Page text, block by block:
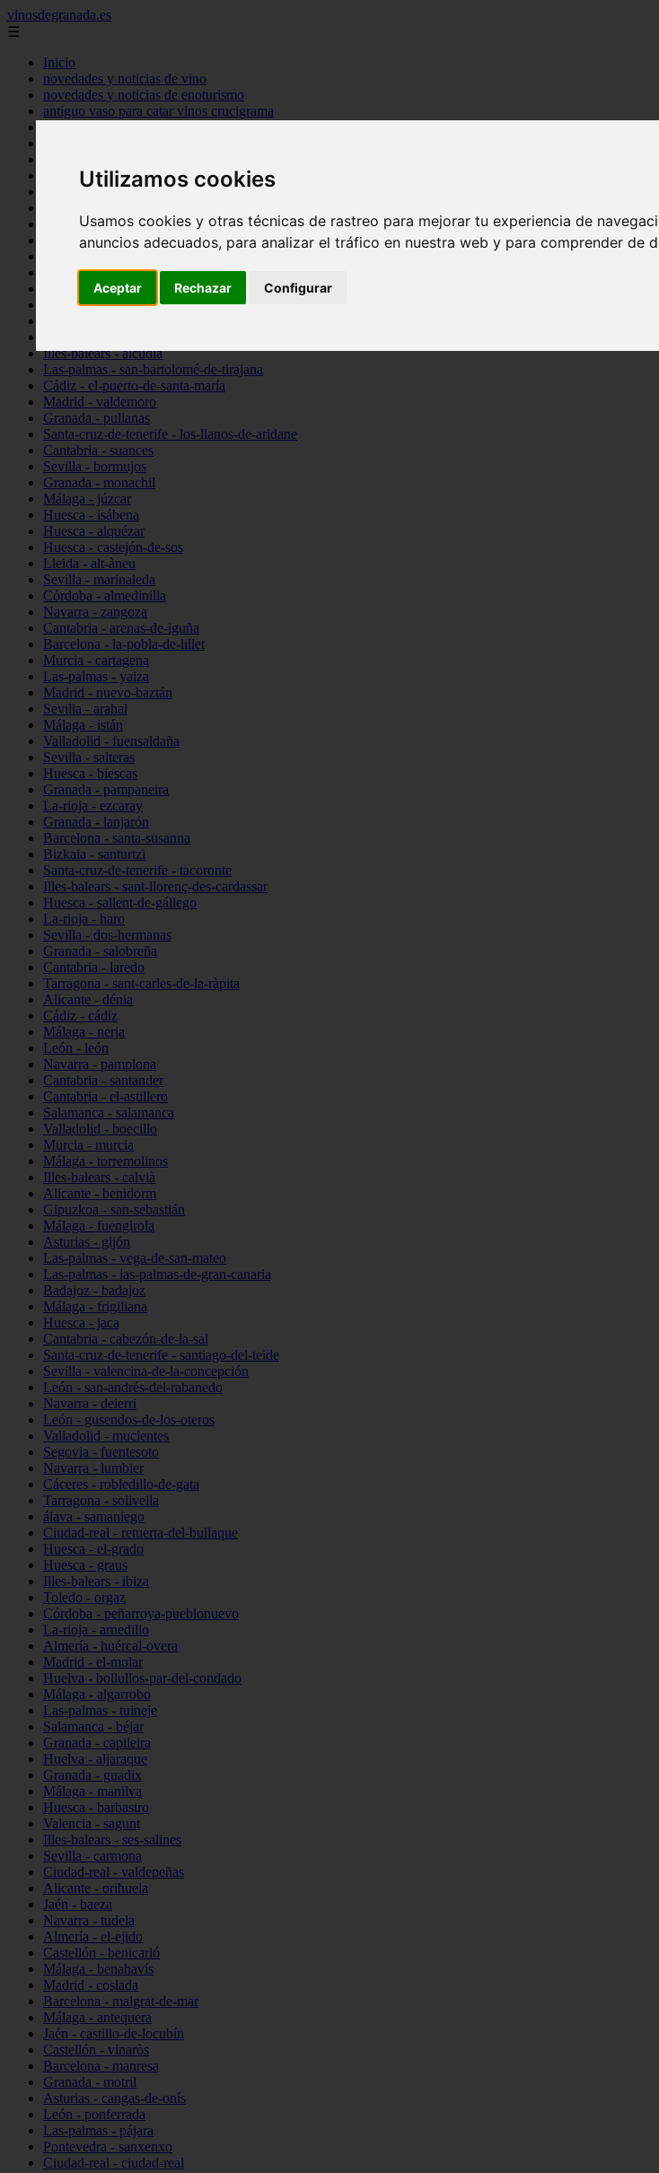
Utilizamos cookies
Usamos cookies y otras técnicas de rastreo para mejorar tu experiencia de
anuncios adecuados, para analizar el tráfico en nuestra web y para comprender de
Aceptar Rechazar Configurar
vinosdegranada.es
☰
Inicio
novedades y noticias de vino
novedades y noticias de enoturismo
antiguo vaso para catar vinos crucigrama
Sevilla - sevilla
Barcelona - barcelona
Santa-cruz-de-tenerife - guía-de-isora
La-rioja - casalarreina
Almería - roquetas-de-mar
Illes-balears - alcúdia
Las-palmas - san-bartolomé-de-tirajana
Cádiz - el-puerto-de-santa-maría
Madrid - valdemoro
Granada - pulianas
Santa-cruz-de-tenerife - los-llanos-de-aridane
Cantabria - suances
Sevilla - bormujos
Granada - monachil
Málaga - júzcar
Huesca - isábena
Huesca - alquézar
Huesca - castejón-de-sos
Lleida - alt-àneu
Sevilla - marinaleda
Córdoba - almedinilla
Navarra - zangoza
Cantabria - arenas-de-iguña
Barcelona - la-pobla-de-lillet
Murcia - cartagena
Las-palmas - yaiza
Madrid - nuevo-baztán
Sevilla - arahal
Málaga - istán
Valladolid - fuensaldaña
Sevilla - salteras
Huesca - biescas
Granada - pampaneira
La-rioja - ezcaray
Granada - lanjarón
Barcelona - santa-susanna
Bizkaia - santurtzi
Santa-cruz-de-tenerife - tacoronte
Illes-balears - sant-llorenç-des-cardassar
Huesca - sallent-de-gállego
La-rioja - haro
Sevilla - dos-hermanas
Granada - salobreña
Cantabria - laredo
Tarragona - sant-carles-de-la-ràpita
Alicante - dénia
Cádiz - cádiz
Málaga - nerja
León - león
Navarra - pamplona
Cantabria - santander
Cantabria - el-astillero
Salamanca - salamanca
Valladolid - boecillo
Murcia - murcia
Málaga - torremolinos
Illes-balears - calvià
Alicante - benidorm
Gipuzkoa - san-sebastián
Málaga - fuengirola
Asturias - gijón
Las-palmas - vega-de-san-mateo
Las-palmas - las-palmas-de-gran-canaria
Badajoz - badajoz
Málaga - frigiliana
Huesca - jaca
Cantabria - cabezón-de-la-sal
Santa-cruz-de-tenerife - santiago-del-teide
Sevilla - valencina-de-la-concepción
León - san-andrés-del-rabanedo
Navarra - deierri
León - gusendos-de-los-oteros
Valladolid - mucientes
Segovia - fuentesoto
Navarra - lumbier
Cáceres - robledillo-de-gata
Tarragona - solivella
álava - samaniego
Ciudad-real - retuerta-del-bullaque
Huesca - el-grado
Huesca - graus
Illes-balears - ibiza
Toledo - orgaz
Córdoba - peñarroya-pueblonuevo
La-rioja - arnedillo
Almería - huércal-overa
Madrid - el-molar
Huelva - bollullos-par-del-condado
Málaga - algarrobo
Las-palmas - tuineje
Salamanca - béjar
Granada - capileira
Huelva - aljaraque
Granada - guadix
Málaga - manilva
Huesca - barbastro
Valencia - sagunt
Illes-balears - ses-salines
Sevilla - carmona
Ciudad-real - valdepeñas
Alicante - orihuela
Jaén - baeza
Navarra - tudela
Almería - el-ejido
Castellón - benicarló
Málaga - benahavís
Madrid - coslada
Barcelona - malgrat-de-mar
Málaga - antequera
Jaén - castillo-de-locubín
Castellón - vinaròs
Barcelona - manresa
Granada - motril
Asturias - cangas-de-onís
León - ponferrada
Las-palmas - pájara
Pontevedra - sanxenxo
Ciudad-real - ciudad-real